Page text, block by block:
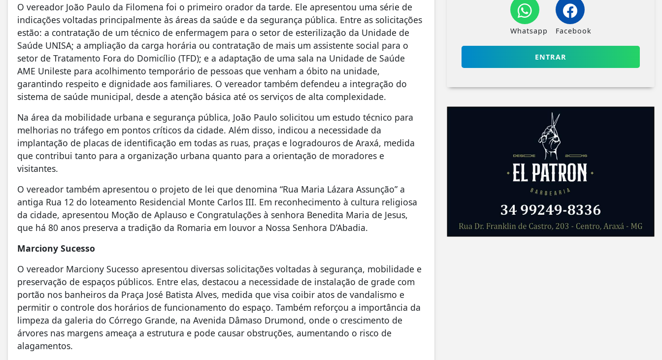
O vereador João Paulo da Filomena foi o primeiro orador da tarde. Ele apresentou uma série de
indicações voltadas principalmente às áreas da saúde e da segurança pública. Entre as solicitações
estão: a contratação de um técnico de enfermagem para o setor de esterilização da Unidade de
Saúde UNISA; a ampliação da carga horária ou contratação de mais um assistente social para o
setor de Tratamento Fora do Domicílio (TFD); e a adaptação de uma sala na Unidade de Saúde
AME Unileste para acolhimento temporário de pessoas que venham a óbito na unidade,
garantindo respeito e dignidade aos familiares. O vereador também defendeu a integração do
sistema de saúde municipal, desde a atenção básica até os serviços de alta complexidade.
Na área da mobilidade urbana e segurança pública, João Paulo solicitou um estudo técnico para
melhorias no tráfego em pontos críticos da cidade. Além disso, indicou a necessidade da
implantação de placas de identificação em todas as ruas, praças e logradouros de Araxá, medida
que contribui tanto para a organização urbana quanto para a orientação de moradores e
visitantes.
O vereador também apresentou o projeto de lei que denomina “Rua Maria Lázara Assunção” a
antiga Rua 12 do loteamento Residencial Monte Carlos III. Em reconhecimento à cultura religiosa
da cidade, apresentou Moção de Aplauso e Congratulações à senhora Benedita Maria de Jesus,
que há 80 anos preserva a tradição da Romaria em louvor a Nossa Senhora D’Abadia.
Marciony Sucesso
O vereador Marciony Sucesso apresentou diversas solicitações voltadas à segurança, mobilidade e
preservação de espaços públicos. Entre elas, destacou a necessidade de instalação de grade com
portão nos banheiros da Praça José Batista Alves, medida que visa coibir atos de vandalismo e
permitir o controle dos horários de funcionamento do espaço. Também reforçou a importância da
limpeza da galeria do Córrego Grande, na Avenida Dâmaso Drumond, onde o crescimento de
árvores nas margens ameaça a estrutura e pode causar obstruções, aumentando o risco de
alagamentos.
Whatsapp Facebook
ENTRAR